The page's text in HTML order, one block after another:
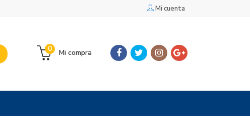
Mi cuenta
Mi compra
0